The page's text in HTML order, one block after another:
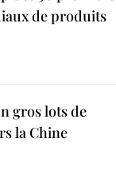
de produits
gros lots de
la Chine